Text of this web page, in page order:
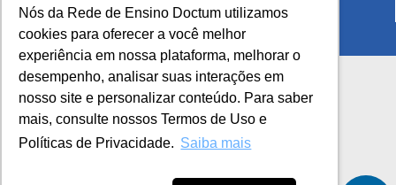
Nós da Rede de Ensino Doctum utilizamos
cookies para oferecer a você melhor
experiência em nossa plataforma, melhorar o
desempenho, analisar suas interações em
nosso site e personalizar conteúdo. Para saber
mais, consulte nossos Termos de Uso e
Políticas de Privacidade. Saiba mais
PESQUISA
EXTENSÃO
AutoAvaliação Institucional